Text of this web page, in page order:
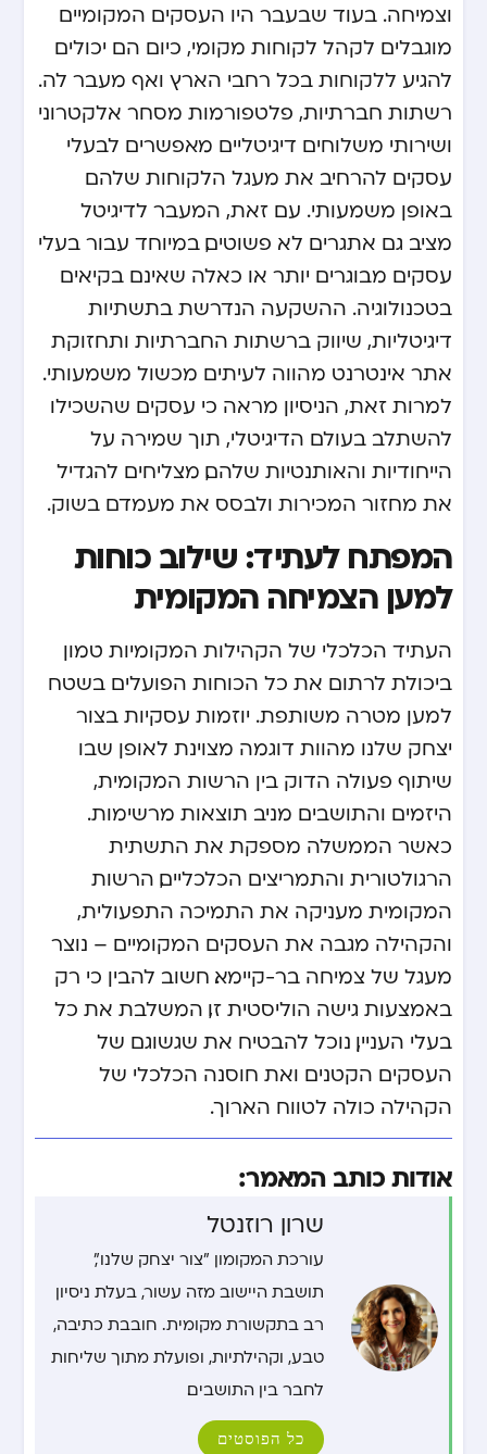
וצמיחה. בעוד שבעבר היו העסקים המקומיים
מוגבלים לקהל לקוחות מקומי, כיום הם יכולים
להגיע ללקוחות בכל רחבי הארץ ואף מעבר לה.
רשתות חברתיות, פלטפורמות מסחר אלקטרוני
ושירותי משלוחים דיגיטליים מאפשרים לבעלי
עסקים להרחיב את מעגל הלקוחות שלהם
באופן משמעותי. עם זאת, המעבר לדיגיטל
מציב גם אתגרים לא פשוטים, במיוחד עבור בעלי
עסקים מבוגרים יותר או כאלה שאינם בקיאים
בטכנולוגיה. ההשקעה הנדרשת בתשתיות
דיגיטליות, שיווק ברשתות החברתיות ותחזוקת
אתר אינטרנט מהווה לעיתים מכשול משמעותי.
למרות זאת, הניסיון מראה כי עסקים שהשכילו
להשתלב בעולם הדיגיטלי, תוך שמירה על
הייחודיות והאותנטיות שלהם, מצליחים להגדיל
את מחזור המכירות ולבסס את מעמדם בשוק.
המפתח לעתיד: שילוב כוחות
למען הצמיחה המקומית
העתיד הכלכלי של הקהילות המקומיות טמון
ביכולת לרתום את כל הכוחות הפועלים בשטח
למען מטרה משותפת. יוזמות עסקיות בצור
יצחק שלנו מהוות דוגמה מצוינת לאופן שבו
שיתוף פעולה הדוק בין הרשות המקומית,
היזמים והתושבים מניב תוצאות מרשימות.
כאשר הממשלה מספקת את התשתית
הרגולטורית והתמריצים הכלכליים, הרשות
המקומית מעניקה את התמיכה התפעולית,
והקהילה מגבה את העסקים המקומיים – נוצר
מעגל של צמיחה בר-קיימא. חשוב להבין כי רק
באמצעות גישה הוליסטית זו, המשלבת את כל
בעלי העניין, נוכל להבטיח את שגשוגם של
העסקים הקטנים ואת חוסנה הכלכלי של
הקהילה כולה לטווח הארוך.
אודות כותב המאמר:
שרון רוזנטל
עורכת המקומון "צור יצחק שלנו",
תושבת היישוב מזה עשור, בעלת ניסיון
רב בתקשורת מקומית. חובבת כתיבה,
טבע, וקהילתיות, ופועלת מתוך שליחות
לחבר בין התושבים.
כל הפוסטים